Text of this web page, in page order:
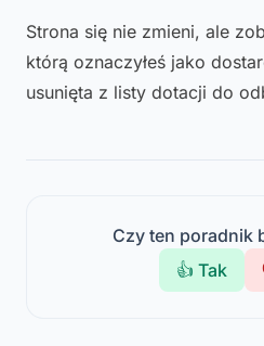
Strona się nie zmieni, ale
którą oznaczyłeś jako
usunięta z listy dotacji do
Czy ten poradnik
👍 Tak